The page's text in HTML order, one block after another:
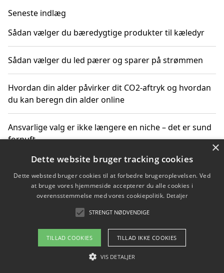
Seneste indlæg
Sådan vælger du bæredygtige produkter til kæledyr
Sådan vælger du led pærer og sparer på strømmen
Hvordan din alder påvirker dit CO2-aftryk og hvordan
du kan beregn din alder online
Ansvarlige valg er ikke længere en niche – det er sund
fornuft
Sådan kan du handle bæredygtigt og bestil med
faktura
Om / kontakt
Blog Betingelser
×
Dette website bruger tracking cookies
Dette websted bruger cookies til at forbedre brugeroplevelsen. Ved
at bruge vores hjemmeside accepterer du alle cookies i
overensstemmelse med vores cookiepolitik. Detaljer
STRENGT NØDVENDIGE
TILLAD COOKIES TILLAD IKKE COOKIES
VIS DETALJER